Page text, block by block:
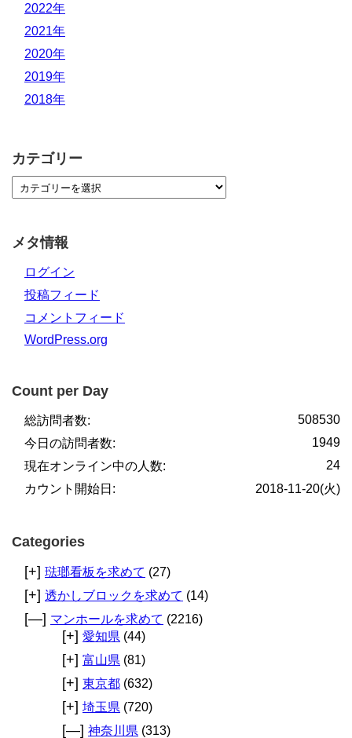
2022年
2021年
2020年
2019年
2018年
カテゴリー
メタ情報
ログイン
投稿フィード
コメントフィード
WordPress.org
Count per Day
508530
総訪問者数:
1949
今日の訪問者数:
24
現在オンライン中の人数:
2018-11-20(火)
カウント開始日:
Categories
[+] 琺瑯看板を求めて (27)
[+] 透かしブロックを求めて (14)
[—] マンホールを求めて (2216)
[+] 愛知県 (44)
[+] 富山県 (81)
[+] 東京都 (632)
[+] 埼玉県 (720)
[—] 神奈川県 (313)